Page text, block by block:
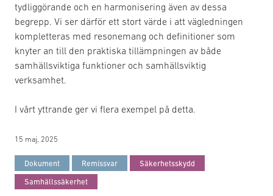
tydliggörande och en harmonisering även av dessa
begrepp. Vi ser därför ett stort värde i att vägledningen
kompletteras med resonemang och definitioner som
knyter an till den praktiska tillämpningen av både
samhällsviktiga funktioner och samhällsviktig
verksamhet.
I vårt yttrande ger vi flera exempel på detta.
15 maj, 2025
Dokument Remissvar Säkerhetsskydd
Samhällssäkerhet